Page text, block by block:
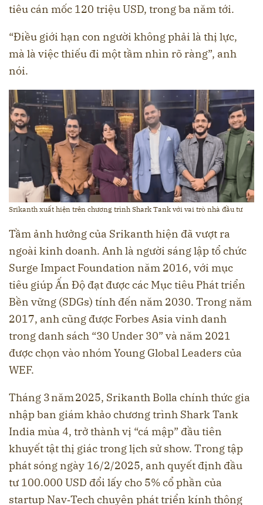
tiêu cán mốc 120 triệu USD, trong ba năm tới.
“Điều giới hạn con người không phải là thị lực,
mà là việc thiếu đi một tầm nhìn rõ ràng”, anh
nói.
Srikanth xuất hiện trên chương trình Shark Tank với vai trò nhà đầu tư
Tầm ảnh hưởng của Srikanth hiện đã vượt ra
ngoài kinh doanh. Anh là người sáng lập tổ chức
Surge Impact Foundation năm 2016, với mục
tiêu giúp Ấn Độ đạt được các Mục tiêu Phát triển
Bền vững (SDGs) tính đến năm 2030. Trong năm
2017, anh cũng được Forbes Asia vinh danh
trong danh sách “30 Under 30” và năm 2021
được chọn vào nhóm Young Global Leaders của
WEF.
Tháng 3 năm 2025, Srikanth Bolla chính thức gia
nhập ban giám khảo chương trình Shark Tank
India mùa 4, trở thành vị “cá mập” đầu tiên
khuyết tật thị giác trong lịch sử show. Trong tập
phát sóng ngày 16/2/2025, anh quyết định đầu
tư 100.000 USD đổi lấy cho 5% cổ phần của
startup Nav‑Tech chuyên phát triển kính thông